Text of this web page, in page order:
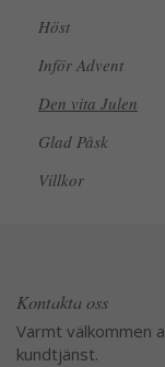
Höst
Inför Advent
Den vita Julen
Glad Påsk
Villkor
Kontakta oss
Varmt välkommen
kundtjänst.